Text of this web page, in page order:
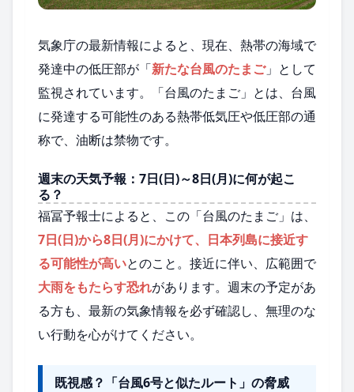
気象庁の最新情報によると、現在、熱帯の海域で
発達中の低圧部が「新たな台風のたまご」として
監視されています。「台風のたまご」とは、台風
に発達する可能性のある熱帯低気圧や低圧部の通
称で、油断は禁物です。
週末の天気予報：7日(日)～8日(月)に何が起こ
る？
福冨予報士によると、この「台風のたまご」は、
7日(日)から8日(月)にかけて、日本列島に接近す
る可能性が高いとのこと。接近に伴い、広範囲で
大雨をもたらす恐れがあります。週末の予定があ
る方も、最新の気象情報を必ず確認し、無理のな
い行動を心がけてください。
既視感？「台風6号と似たルート」の脅威